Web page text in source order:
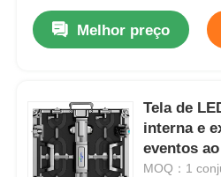
Melhor preço
Tela de
interna e
eventos
MOQ：1